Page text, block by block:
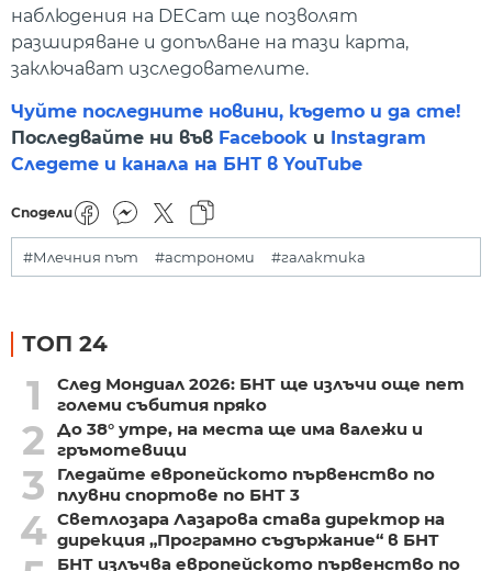
наблюдения на DECam ще позволят
разширяване и допълване на тази карта,
заключават изследователите.
Чуйте последните новини, където и да сте!
Последвайте ни във Facebook и Instagram
Следете и канала на БНТ в YouTube
Сподели
#Млечния път #астрономи #галактика
ТОП 24
1
След Мондиал 2026: БНТ ще излъчи още пет
големи събития пряко
2
До 38° утре, на места ще има валежи и
гръмотевици
3
Гледайте европейското първенство по
плувни спортове по БНТ 3
4 Светлозара Лазарова става директор на
дирекция „Програмно съдържание“ в БНТ
БНТ излъчва европейското първенство по